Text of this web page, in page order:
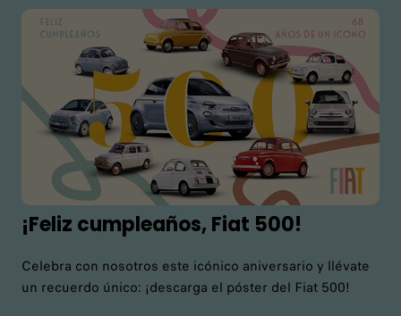
¡Feliz cumpleaños, Fiat 500!
Celebra con nosotros este icónico aniversario y llévate
un recuerdo único: ¡descarga el póster del Fiat 500!